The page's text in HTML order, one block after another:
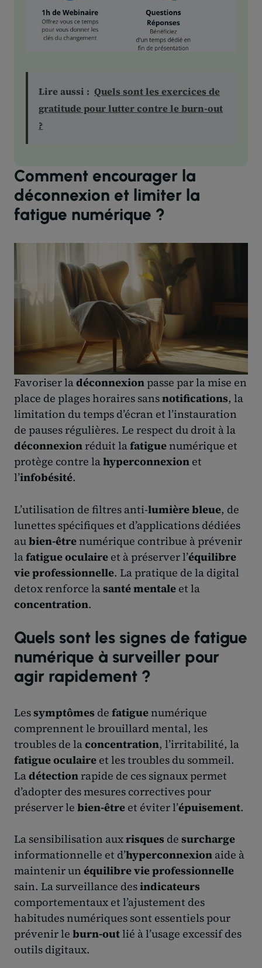
Lire aussi : Quels sont les exercices de
gratitude pour lutter contre le burn-out
?
Comment encourager la
déconnexion et limiter la
fatigue numérique ?
Favoriser ladéconnexion passe par la mise en
place de plages horaires sansnotifications, la
limitation du temps d’écran et l’instauration
de pauses régulières. Le respect du droit à la
déconnexionréduit lafatiguenumérique et
protège contre lahyperconnexion et
l’infobésité.
L’utilisation de filtres anti-lumière bleue, de
lunettes spécifiques et d’applications dédiées
aubien-êtrenumérique contribue à prévenir
lafatigue oculaire et à préserver l’équilibre
vie professionnelle. La pratique de la digital
detox renforce lasanté mentale et la
concentration.
Quels sont les signes de fatigue
numérique à surveiller pour
agir rapidement ?
Lessymptômes de fatiguenumérique
comprennent le brouillard mental, les
troubles de laconcentration, l’irritabilité, la
fatigue oculaire et les troubles du sommeil.
Ladétectionrapide de ces signaux permet
d’adopter des mesures correctives pour
préserver le bien-être et éviter l’épuisement.
La sensibilisation auxrisques de surcharge
informationnelle et d’hyperconnexion aide à
maintenir un équilibre vie professionnelle
sain. La surveillance desindicateurs
comportementaux et l’ajustement des
habitudes numériques sont essentiels pour
prévenir le burn-outlié à l’usage excessif des
outils digitaux.